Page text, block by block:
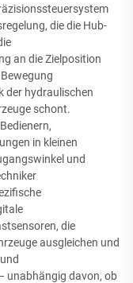
die die Hub-
an die Zielposition
der hydraulischen
schont.
in kleinen
und
die
ausgleichen und
unabhängig davon, ob